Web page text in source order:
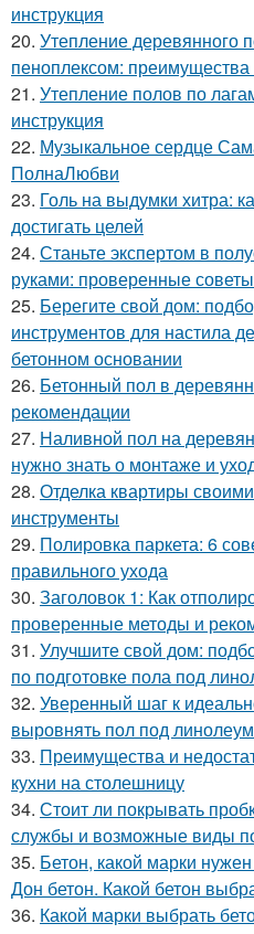
инструкция
20. Утепление деревянного
пеноплексом: преимущества
21. Утепление полов по
инструкция
22. Музыкальное сердце
ПолнаЛюбви
23. Голь на выдумки хитра:
достигать целей
24. Станьте экспертом в
руками: проверенные
25. Берегите свой дом:
инструментов для настила
бетонном основании
26. Бетонный пол в
рекомендации
27. Наливной пол на
нужно знать о монтаже и
28. Отделка квартиры
инструменты
29. Полировка паркета: 6
правильного ухода
30. Заголовок 1: Как
проверенные методы и
31. Улучшите свой дом:
по подготовке пола под
32. Уверенный шаг к
выровнять пол под
33. Преимущества и
кухни на столешницу
34. Стоит ли покрывать
службы и возможные виды
35. Бетон, какой марки
Дон бетон. Какой бетон
36. Какой марки выбрать